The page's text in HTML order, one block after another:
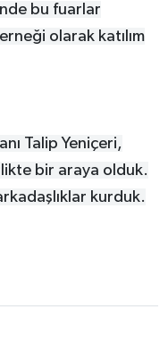
bu fuarlar
olarak katılım
Talip Yeniçeri,
bir araya olduk.
kurduk.